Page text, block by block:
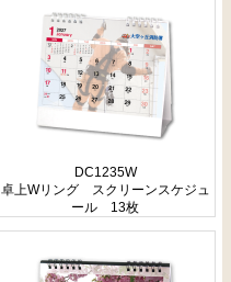
DC1235W
卓上Wリング スクリーンスケジュ
ール 13枚